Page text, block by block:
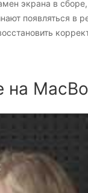
экрана в
появляться в